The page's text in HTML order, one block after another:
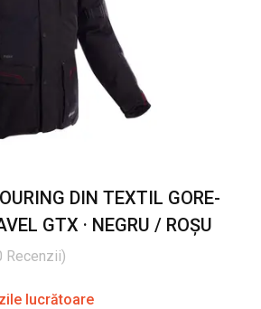
DIN TEXTIL GORE-
GTX · NEGRU / ROȘU
Recenzii)
lucrătoare